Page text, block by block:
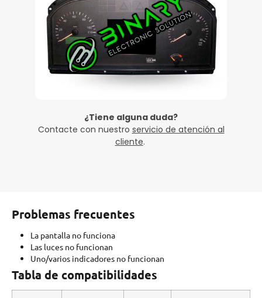
¿Tiene alguna duda?
Contacte con nuestro servicio de atención al
cliente.
Problemas frecuentes
La pantalla no funciona
Las luces no funcionan
Uno/varios indicadores no funcionan
Tabla de compatibilidades